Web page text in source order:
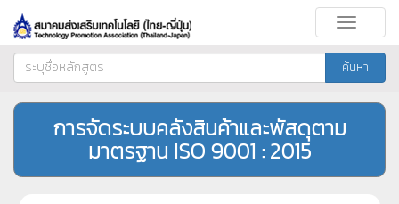
Toggle
ค้นหา
การจัดระบบคลังสินค้าและพัสดุตาม
มาตรฐาน ISO 9001 : 2015